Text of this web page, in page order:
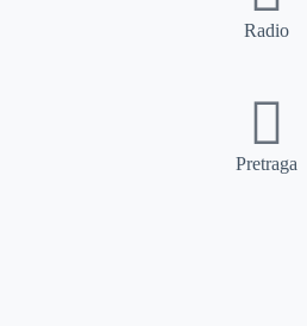
Radio
Pretraga